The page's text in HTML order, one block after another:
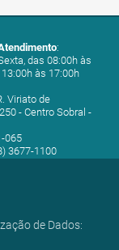
:
das 08:00h às
às 17:00h
Viriato de
- Centro Sobral -
065
3677-1100
de Dados: